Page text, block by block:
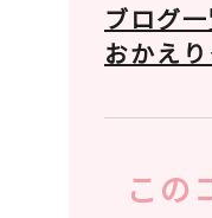
ブログ
おかえ
この